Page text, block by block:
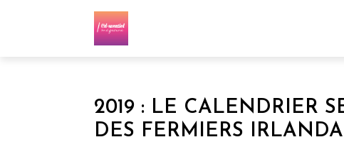
2019 : LE CALENDRIER
DES FERMIERS